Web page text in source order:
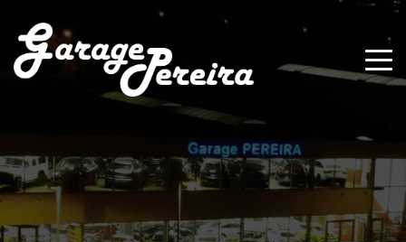
Paramètres avancés des cookies